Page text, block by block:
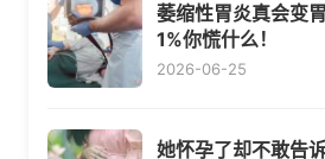
萎缩性胃炎真会变
1%你慌什么！
2026-06-25
她怀孕了却不敢告